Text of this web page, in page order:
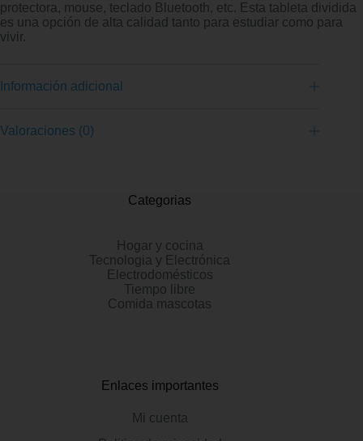
protectora, mouse, teclado Bluetooth, etc. Esta tableta dividida
es una opción de alta calidad tanto para estudiar como para
vivir.
Información adicional
Valoraciones (0)
Categorias
Hogar y cocina
Tecnologia y Electrónica
Electrodomésticos
Tiempo libre
Comida mascotas
Enlaces importantes
Mi cuenta